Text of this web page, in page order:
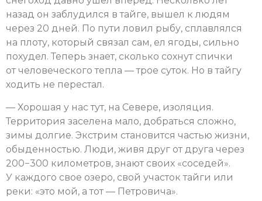
назад он заблудился в тайге, вышел к людям
через 20 дней. По пути ловил рыбу, сплавлялся
на плоту, который связал сам, ел ягоды, сильно
похудел. Теперь знает, сколько сохнут спички
от человеческого тепла — трое суток. Но в тайгу
ходить не перестал.
— Хорошая у нас тут, на Севере, изоляция.
Территория заселена мало, добраться сложно,
зимы долгие. Экстрим становится частью жизни,
обыденностью. Люди, живя друг от друга через
200−300 километров, знают своих «соседей».
У каждого свое озеро, свой участок тайги или
реки: «это мой, а тот — Петровича».